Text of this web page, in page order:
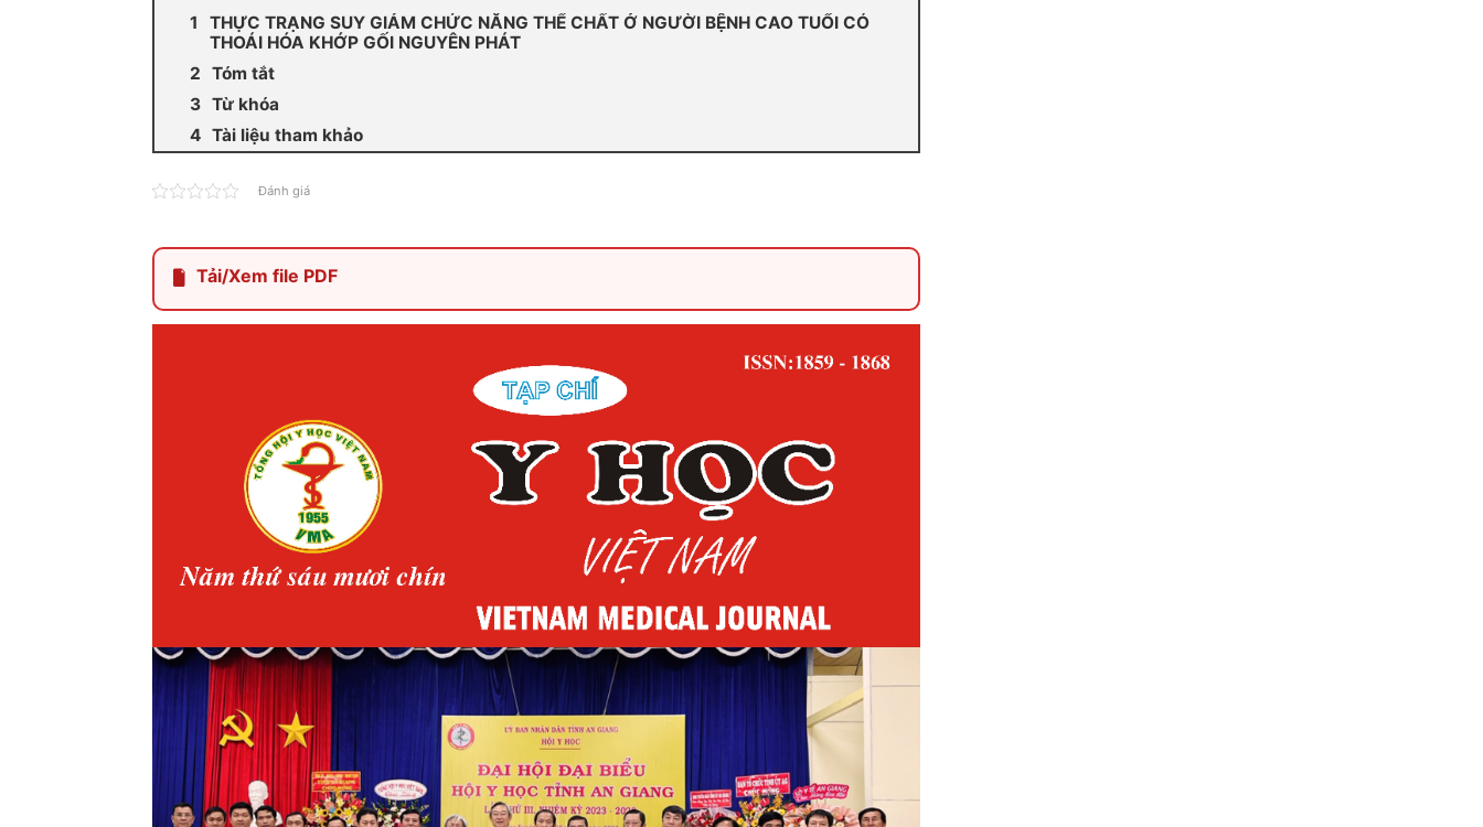
THỰC TRẠNG SUY GIẢM CHỨC NĂNG THỂ CHẤT Ở NGƯỜI BỆNH CAO TUỔI CÓ
THOÁI HÓA KHỚP GỐI NGUYÊN PHÁT
Tóm tắt
Từ khóa
Tài liệu tham khảo
Đánh giá
Tải/Xem file PDF